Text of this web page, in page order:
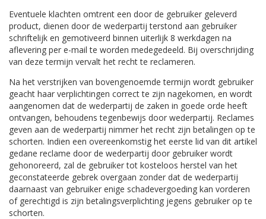
Eventuele klachten omtrent een door de gebruiker geleverd
product, dienen door de wederpartij terstond aan gebruiker
schriftelijk en gemotiveerd binnen uiterlijk 8 werkdagen na
aflevering per e-mail te worden medegedeeld. Bij overschrijding
van deze termijn vervalt het recht te reclameren.
Na het verstrijken van bovengenoemde termijn wordt gebruiker
geacht haar verplichtingen correct te zijn nagekomen, en wordt
aangenomen dat de wederpartij de zaken in goede orde heeft
ontvangen, behoudens tegenbewijs door wederpartij. Reclames
geven aan de wederpartij nimmer het recht zijn betalingen op te
schorten. Indien een overeenkomstig het eerste lid van dit artikel
gedane reclame door de wederpartij door gebruiker wordt
gehonoreerd, zal de gebruiker tot kosteloos herstel van het
geconstateerde gebrek overgaan zonder dat de wederpartij
daarnaast van gebruiker enige schadevergoeding kan vorderen
of gerechtigd is zijn betalingsverplichting jegens gebruiker op te
schorten.